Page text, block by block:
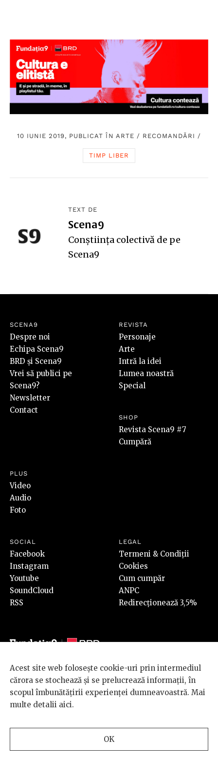
10 IUNIE 2019, PUBLICAT ÎN ARTE / RECOMANDĂRI /
TIMP LIBER
TEXT DE
Scena9
Conștiința colectivă de pe
Scena9
SCENA9
Despre noi
Echipa Scena9
BRD și Scena9
Vrei să publici pe
Scena9?
Newsletter
Contact
REVISTA
Personaje
Arte
Intră la idei
Lumea noastră
Special
SHOP
Revista Scena9 #7
Cumpără
PLUS
Video
Audio
Foto
SOCIAL
Facebook
Instagram
Youtube
SoundCloud
RSS
LEGAL
Termeni & Condiții
Cookies
Cum cumpăr
ANPC
Redirecționează 3,5%
© 2026 BRD Groupe Société Générale, toate drepturile rezervate.
Scena 9 este un proiect sustinut de
BRD GROUPE SOCIÉTÉ
GÉNÉRALE
Acest site web folosește cookie-uri prin intermediul
cărora se stochează și se prelucrează informații, în
scopul îmbunătățirii experienței dumneavoastră. Mai
multe detalii aici.
OK